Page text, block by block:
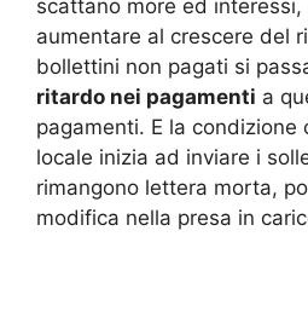
scattano more ed interessi,
aumentare al crescere del
bollettini non pagati si
ritardo nei pagamenti a
pagamenti. E la condizione
locale inizia ad inviare i
rimangono lettera morta,
modifica nella presa in